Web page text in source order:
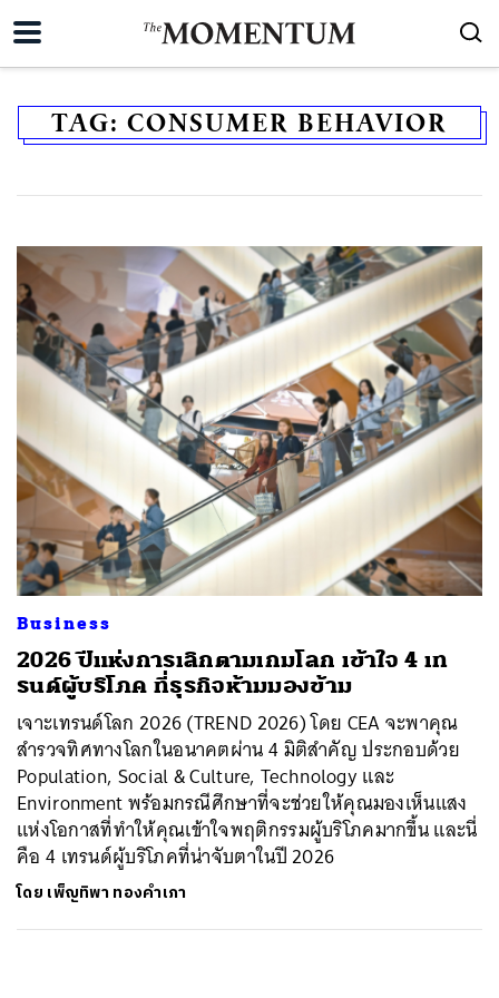
TAG: CONSUMER BEHAVIOR
Business
2026 ปีแห่งการเลิกตามเกมโลก เข้าใจ 4 เท
รนด์ผู้บริโภค ที่ธุรกิจห้ามมองข้าม
เจาะเทรนด์โลก 2026 (TREND 2026) โดย CEA จะพาคุณ
สำรวจทิศทางโลกในอนาคตผ่าน 4 มิติสำคัญ ประกอบด้วย
Population, Social & Culture, Technology และ
Environment พร้อมกรณีศึกษาที่จะช่วยให้คุณมองเห็นแสง
แห่งโอกาสที่ทำให้คุณเข้าใจพฤติกรรมผู้บริโภคมากขึ้น และนี่
คือ 4 เทรนด์ผู้บริโภคที่น่าจับตาในปี 2026
โดย เพ็ญทิพา ทองคำเภา
ค้นหา